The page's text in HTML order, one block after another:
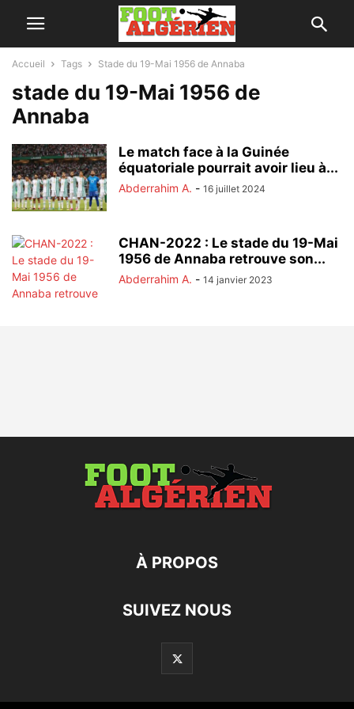
Accueil Tags Stade du 19-Mai 1956 de Annaba
stade du 19-Mai 1956 de
Annaba
Le match face à la Guinée
équatoriale pourrait avoir lieu à...
Abderrahim A. - 16 juillet 2024
CHAN-2022 : Le stade du 19-Mai
1956 de Annaba retrouve son...
Abderrahim A. - 14 janvier 2023
À PROPOS
SUIVEZ NOUS